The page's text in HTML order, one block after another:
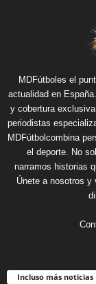
MDFútboles el
actualidad en
y cobertura
periodistas
MDFútbolcombina
el deporte. No
narramos historias
Únete a nosotros y
Incluso más noticias